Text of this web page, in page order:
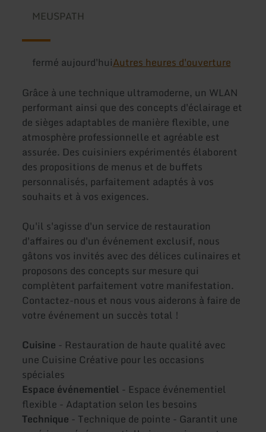
MEUSPATH
fermé aujourd'huiAutres heures d'ouverture
Grâce à une technique ultramoderne, un WLAN
performant ainsi que des concepts d'éclairage et
de sièges adaptables de manière flexible, une
atmosphère professionnelle et agréable est
assurée. Des cuisiniers expérimentés élaborent
des propositions de menus et de buffets
personnalisés, parfaitement adaptés à vos
souhaits et à vos exigences.
Qu'il s'agisse d'un service de restauration
d'affaires ou d'un événement exclusif, nous
gâtons vos invités avec des délices culinaires et
proposons des concepts sur mesure qui
complètent parfaitement votre manifestation.
Contactez-nous et nous vous aiderons à faire de
votre événement un succès total !
Cuisine - Restauration de haute qualité avec
une Cuisine Créative pour les occasions
spéciales
Espace événementiel - Espace événementiel
flexible - Adaptation selon les besoins
Technique - Technique de pointe - Garantit une